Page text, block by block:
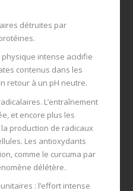
détruites par
physique intense acidifie
contenus dans les
retour à un pH neutre.
L’entraînement
et encore plus les
production de radicaux
Les antioxydants
comme le curcuma par
délétère.
: l’effort intense